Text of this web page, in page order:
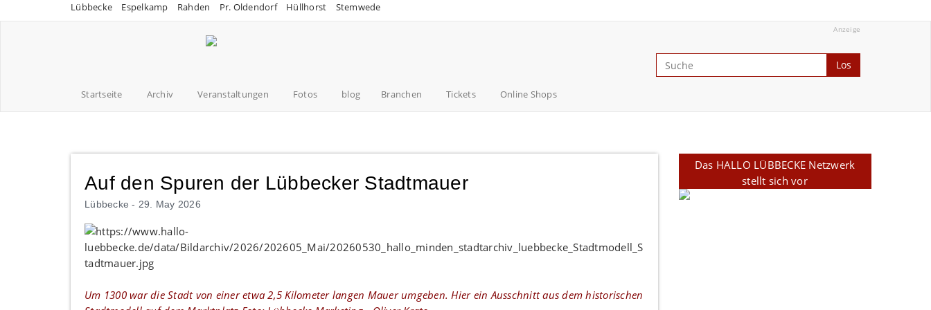
Lübbecke Espelkamp Rahden Pr. Oldendorf Hüllhorst Stemwede
Anzeige
Los
Startseite Archiv Veranstaltungen Fotos blog Branchen Tickets Online Shops
Auf den Spuren der Lübbecker Stadtmauer
Lübbecke - 29. May 2026
Um 1300 war die Stadt von einer etwa 2,5 Kilometer langen Mauer umgeben. Hier ein Ausschnitt aus dem historischen
Das HALLO LÜBBECKE Netzwerk
stellt sich vor